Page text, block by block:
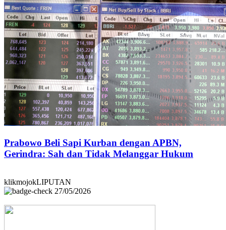
Prabowo Beli Sapi Kurban dengan APBN,
Gerindra: Sah dan Tidak Melanggar Hukum
klikmojokLIPUTAN
27/05/2026